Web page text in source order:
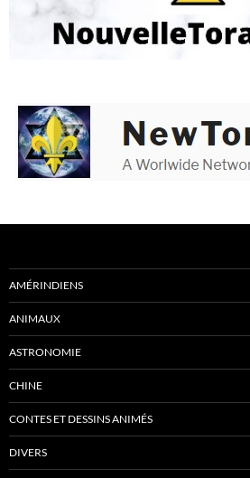
AMÉRINDIENS
ANIMAUX
ASTRONOMIE
CHINE
CONTES ET DESSINS ANIMÉS
DIVERS